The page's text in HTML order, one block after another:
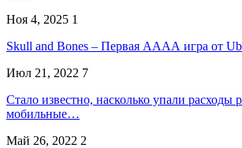
Ноя 4, 2025 1
Skull and Bones – Первая АААА игра от
Июл 21, 2022 7
Стало известно, насколько упали расходы
мобильные…
Май 26, 2022 2